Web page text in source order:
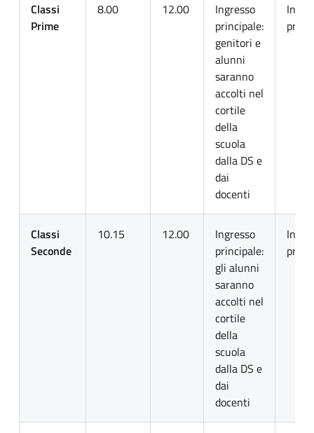
Classi
Prime
8.00 12.00
Ingresso
principale:
genitori e
alunni
saranno
accolti nel
cortile
della
scuola
dalla DS e
dai
docenti
Classi
Seconde
10.15 12.00
Ingresso
principale:
gli alunni
saranno
accolti nel
cortile
della
scuola
dalla DS e
dai
docenti